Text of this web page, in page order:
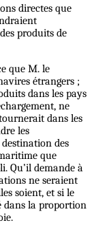
directes que
produits de
que M. le
étrangers ;
dans les pays
ne
dans les
les
des
que
Qu’il demande à
ne seraient
soient, et si le
dans la proportion